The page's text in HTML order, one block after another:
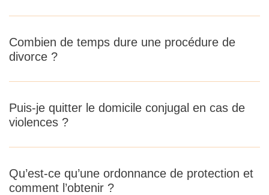
Combien de temps dure une procédure de
divorce ?
Puis-je quitter le domicile conjugal en cas de
violences ?
Qu’est-ce qu’une ordonnance de protection et
comment l’obtenir ?